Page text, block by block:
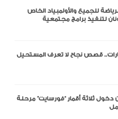
للجميع والأولمبياد الخاص
تعلن دخول ثلاثة أقمار “فورسايت” مرحلة